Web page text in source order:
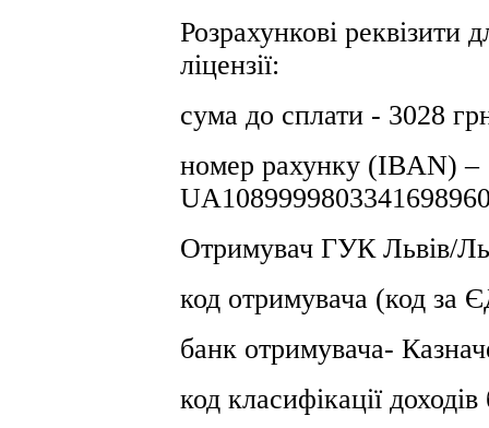
Розрахункові реквізити
ліцензії:
сума до сплати - 3028
номер рахунку (IBAN) –
Отримувач ГУК Львiв/
код отримувача (код
банк отримувача-
код класифікації